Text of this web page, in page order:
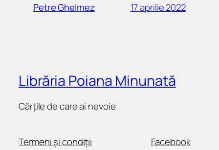
Petre Ghelmez 17 aprilie 2022
Librăria Poiana Minunată
Cărțile de care ai nevoie
Termeni și condiții
Facebook